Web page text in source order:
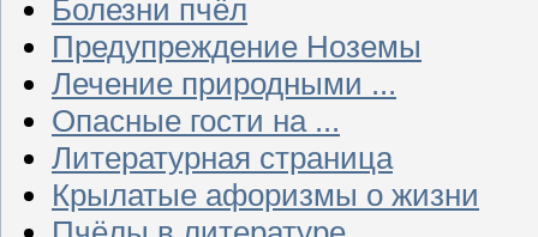
Болезни пчёл
Предупреждение Ноземы
Лечение природными ...
Опасные гости на ...
Литературная страница
Крылатые афоризмы о жизни